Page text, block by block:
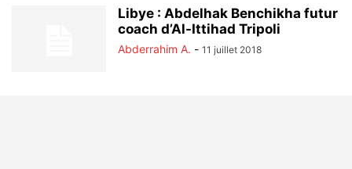
Libye : Abdelhak Benchikha futur
coach d’Al-Ittihad Tripoli
Abderrahim A. - 11 juillet 2018